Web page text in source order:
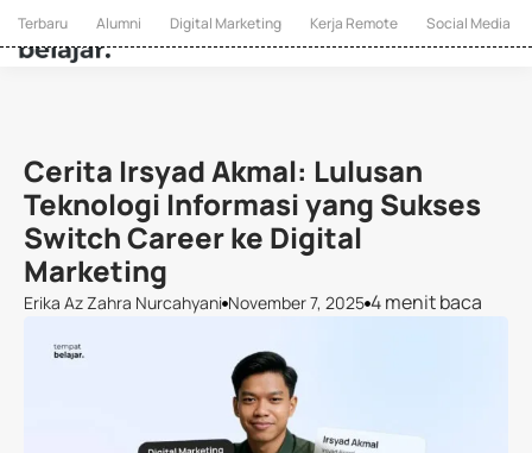
Terbaru Alumni Digital Marketing Kerja Remote Social Media
Cerita Irsyad Akmal: Lulusan
Teknologi Informasi yang Sukses
Switch Career ke Digital
Marketing
Erika Az Zahra Nurcahyani November 7, 2025 4 menit baca